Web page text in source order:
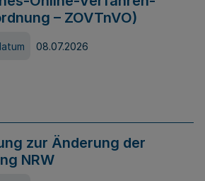
– ZOVTnVO)
08.07.2026
zur Änderung der
NRW